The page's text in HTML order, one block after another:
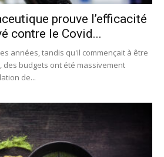
prouve l’efficacité
contre le Covid...
années, tandis qu'il commençait à être
des budgets ont été massivement
de...